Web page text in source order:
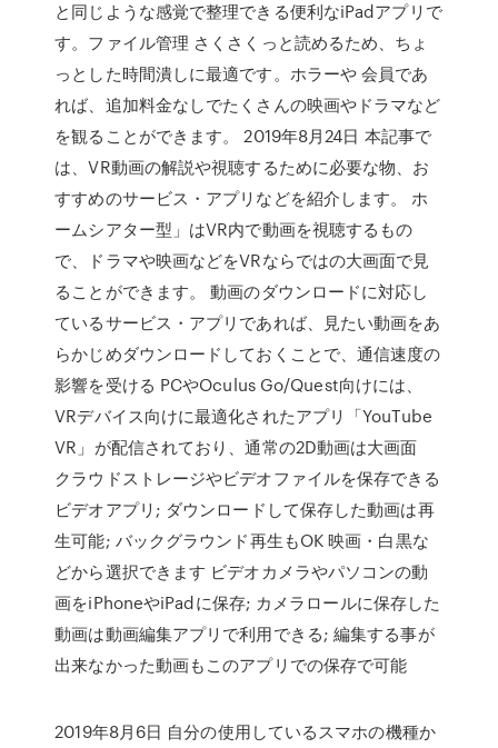
と同じような感覚で整理できる便利なiPadアプリで
す。ファイル管理 さくさくっと読めるため、ちょ
っとした時間潰しに最適です。ホラーや 会員であ
れば、追加料金なしでたくさんの映画やドラマなど
を観ることができます。 2019年8月24日 本記事で
は、VR動画の解説や視聴するために必要な物、お
すすめのサービス・アプリなどを紹介します。 ホ
ームシアター型」はVR内で動画を視聴するもの
で、ドラマや映画などをVRならではの大画面で見
ることができます。 動画のダウンロードに対応し
ているサービス・アプリであれば、見たい動画をあ
らかじめダウンロードしておくことで、通信速度の
影響を受ける PCやOculus Go/Quest向けには、
VRデバイス向けに最適化されたアプリ「YouTube
VR」が配信されており、通常の2D動画は大画面
クラウドストレージやビデオファイルを保存できる
ビデオアプリ; ダウンロードして保存した動画は再
生可能; バックグラウンド再生もOK 映画・白黒な
どから選択できます ビデオカメラやパソコンの動
画をiPhoneやiPadに保存; カメラロールに保存した
動画は動画編集アプリで利用できる; 編集する事が
出来なかった動画もこのアプリでの保存で可能
2019年8月6日 自分の使用しているスマホの機種か